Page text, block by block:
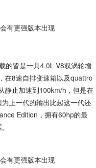
的皆是一具4.0L V8双涡轮增
在8速自排变速箱以及quattro
静止加速到100km/h，但是在
上一代的输出比起这一代还
Edition，拥有60hp的最